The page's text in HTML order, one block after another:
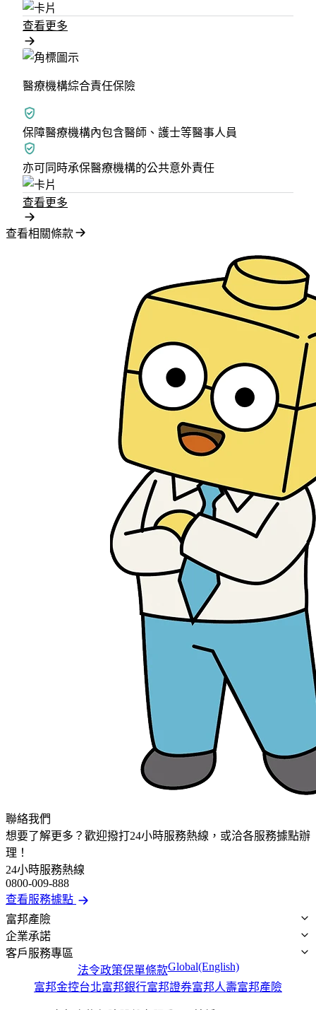
查看更多
醫療機構綜合責任保險
保障醫療機構內包含醫師、護士等醫事人員
亦可同時承保醫療機構的公共意外責任
查看更多
查看相關條款
聯絡我們
想要了解更多？歡迎撥打24小時服務熱線，或洽各服務據點辦
理！
24小時服務熱線
0800-009-888
查看服務據點
富邦產險
公司概況
最新消息
公開資訊
企業承諾
企業永續
金融大回饋
客戶服務專區
富邦小管家
LINE CALL
法令政策保單條款Global(English)
富邦金控台北富邦銀行富邦證券富邦人壽富邦產險